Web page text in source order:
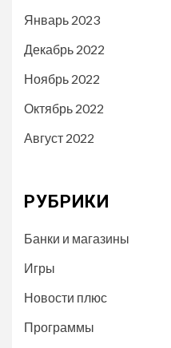
Январь 2023
Декабрь 2022
Ноябрь 2022
Октябрь 2022
Август 2022
РУБРИКИ
Банки и магазины
Игры
Новости плюс
Программы